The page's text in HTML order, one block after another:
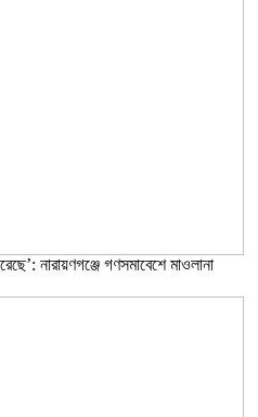
নারায়ণগঞ্জে গণসমাবেশে মাওলানা